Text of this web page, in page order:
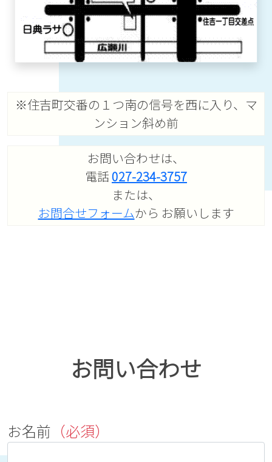
※住吉町交番の１つ南の信号を西に入り、マ
ンション斜め前
お問い合わせは、
電話027-234-3757
または、
お問合せフォームから お願いします
お問い合わせ
お名前 （必須）